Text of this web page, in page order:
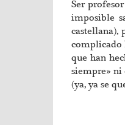
Ser
imposible
complicado
que han
siempre» ni
(ya, ya se